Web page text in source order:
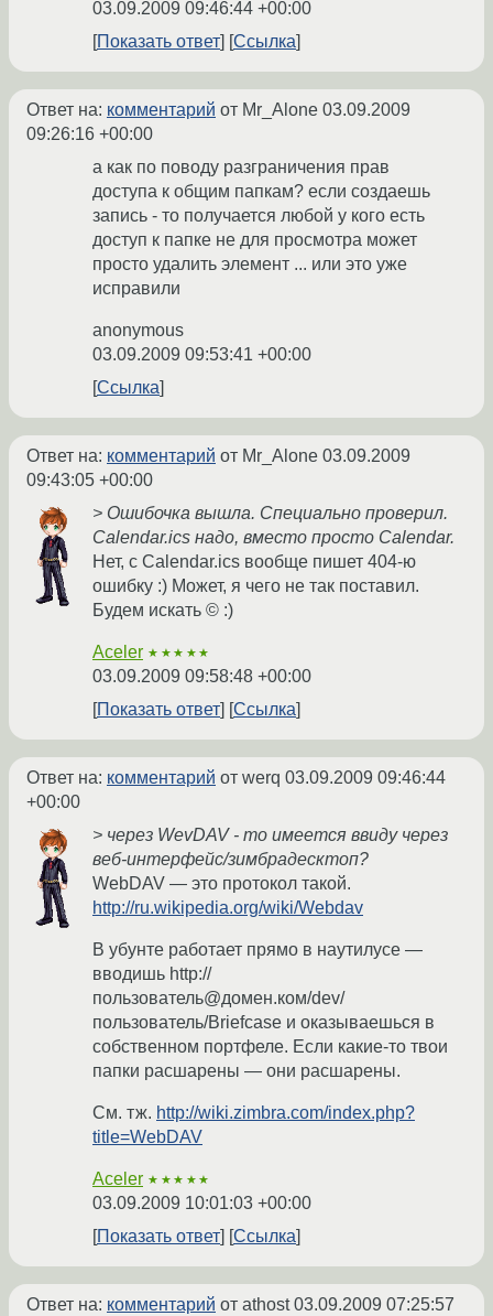
03.09.2009 09:46:44 +00:00
Показать ответ
Ссылка
Ответ на: комментарий от Mr_Alone 03.09.2009
09:26:16 +00:00
а как по поводу разграничения прав
доступа к общим папкам? если создаешь
запись - то получается любой у кого есть
доступ к папке не для просмотра может
просто удалить элемент ... или это уже
исправили
anonymous
03.09.2009 09:53:41 +00:00
Ссылка
Ответ на: комментарий от Mr_Alone 03.09.2009
09:43:05 +00:00
> Ошибочка вышла. Специально проверил.
Calendar.ics надо, вместо просто Calendar.
Нет, с Calendar.ics вообще пишет 404-ю
ошибку :) Может, я чего не так поставил.
Будем искать © :)
Aceler ★★★★★
03.09.2009 09:58:48 +00:00
Показать ответ
Ссылка
Ответ на: комментарий от werq 03.09.2009 09:46:44
+00:00
> через WevDAV - то имеется ввиду через
веб-интерфейс/зимбрадесктоп?
WebDAV — это протокол такой.
http://ru.wikipedia.org/wiki/Webdav
В убунте работает прямо в наутилусе —
вводишь http://
пользователь@домен.ком/dev/
пользователь/Briefcase и оказываешься в
собственном портфеле. Если какие-то твои
папки расшарены — они расшарены.
См. тж. http://wiki.zimbra.com/index.php?
title=WebDAV
Aceler ★★★★★
03.09.2009 10:01:03 +00:00
Показать ответ
Ссылка
Ответ на: комментарий от athost03.09.2009 07:25:57